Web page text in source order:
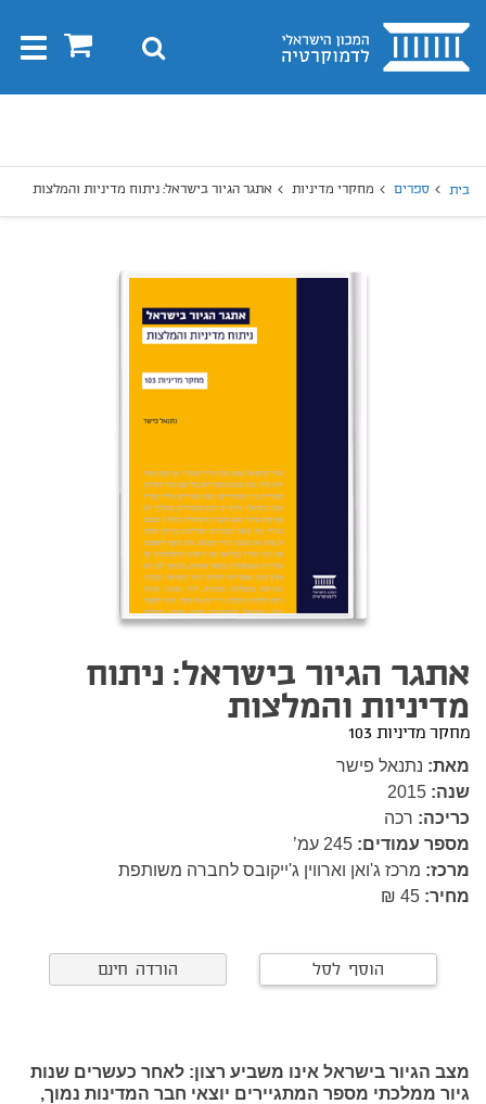
בית 0 חיפוש
בית ספרים מחקרי מדיניות אתגר הגיור בישראל: ניתוח מדיניות והמלצות
אתגר הגיור בישראל: ניתוח
מדיניות והמלצות
מחקר מדיניות 103
מאת: נתנאל פישר
שנה: 2015
כריכה: רכה
מספר עמודים: 245 עמ’
מרכז: מרכז ג'ואן וארווין ג'ייקובס לחברה משותפת
מחיר:
הוסף לסל הורדה חינם
מצב הגיור בישראל אינו משביע רצון: לאחר כעשרים שנות
גיור ממלכתי מספר המתגיירים יוצאי חבר המדינות נמוך,